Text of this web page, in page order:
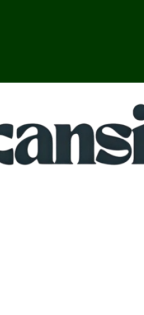
Seputar Pariwisata Dan Hotel